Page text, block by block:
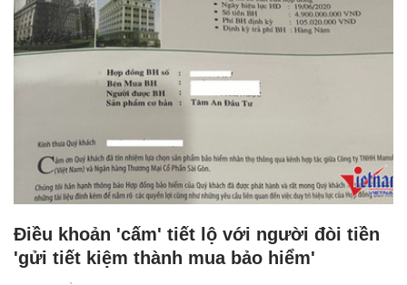
Điều khoản 'cấm' tiết lộ với người đòi tiền
'gửi tiết kiệm thành mua bảo hiểm'